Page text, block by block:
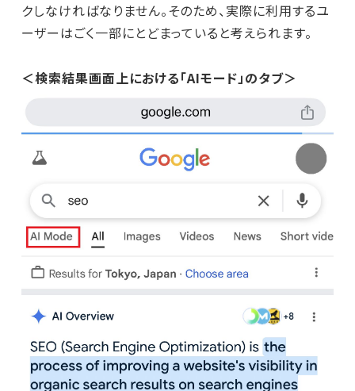
クしなければなりません。そのため、実際に利用するユ
ーザーはごく一部にとどまっていると考えられます。
＜検索結果画面上における「AIモード」のタブ＞